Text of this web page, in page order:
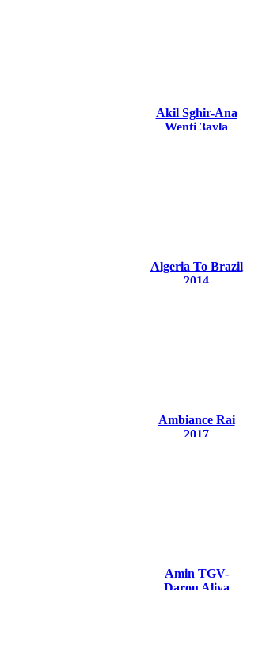
Akil Sghir-Ana
Wenti 3ayla
Algeria To Brazil
2014
Ambiance Rai
2017
Amin TGV-
Darou Aliya